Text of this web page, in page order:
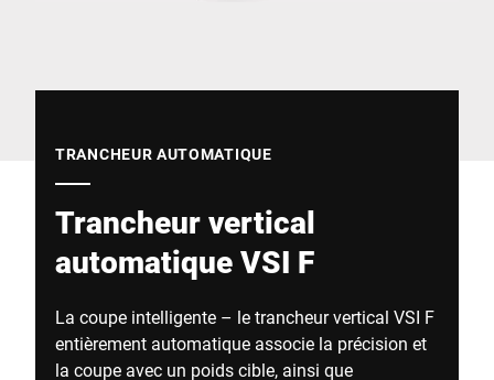
TRANCHEUR AUTOMATIQUE
Trancheur vertical
automatique VSI F
La coupe intelligente – le trancheur vertical VSI F
entièrement automatique associe la précision et
la coupe avec un poids cible, ainsi que